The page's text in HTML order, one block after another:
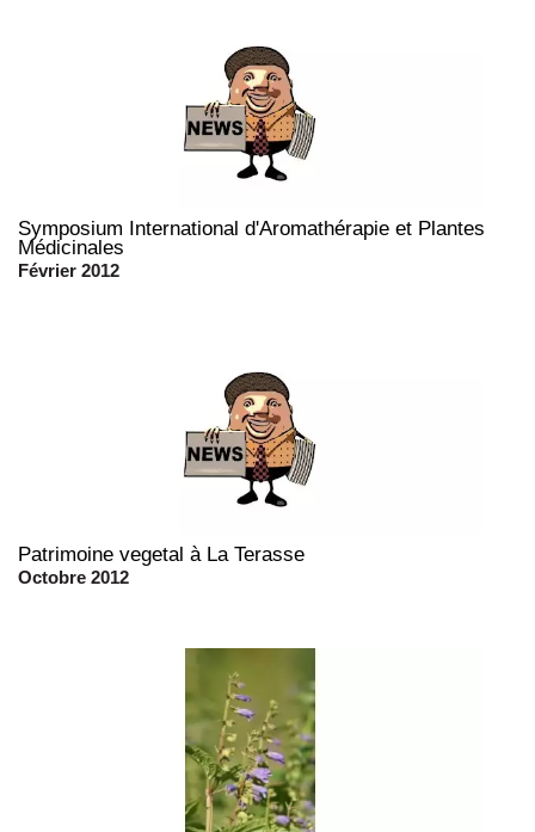
Symposium International d'Aromathérapie et Plantes
Médicinales
Février 2012
Patrimoine vegetal à La Terasse
Octobre 2012